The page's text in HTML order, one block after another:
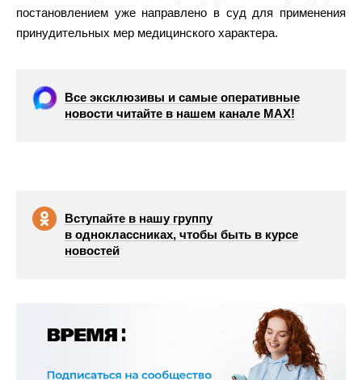
постановлением уже направлено в суд для применения
принудительных мер медицинского характера.
Все эксклюзивы и самые оперативные
новости читайте в нашем канале МАХ!
Вступайте в нашу группу
в одноклассниках, чтобы быть в курсе
новостей